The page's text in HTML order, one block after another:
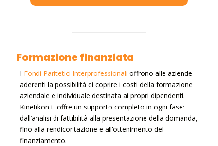
Formazione finanziata
I Fondi Paritetici Interprofessionali offrono alle aziende
aderenti la possibilità di coprire i costi della formazione
aziendale e individuale destinata ai propri dipendenti.
Kinetikon ti offre un supporto completo in ogni fase:
dall’analisi di fattibilità alla presentazione della domanda,
fino alla rendicontazione e all’ottenimento del
finanziamento.